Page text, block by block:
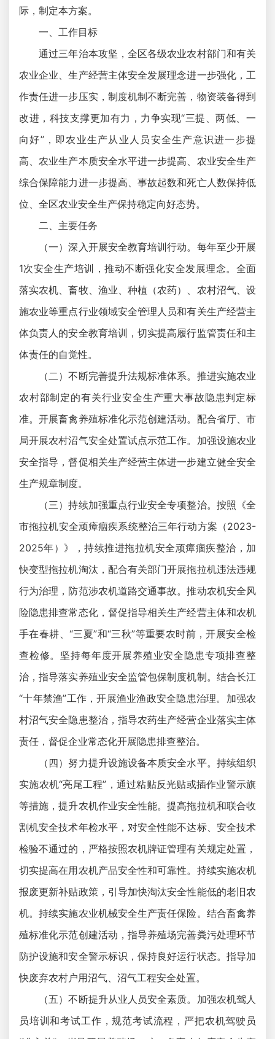
际，制定本方案。
一、工作目标
通过三年治本攻坚，全区各级农业农村部门和有关
农业企业、生产经营主体安全发展理念进一步强化，工
作责任进一步压实，制度机制不断完善，物资装备得到
改进，科技支撑更加有力，力争实现“三提、两低、一
向好”，即农业生产从业人员安全生产意识进一步提
高、农业生产本质安全水平进一步提高、农业安全生产
综合保障能力进一步提高、事故起数和死亡人数保持低
位、全区农业安全生产保持稳定向好态势。
二、主要任务
（一）深入开展安全教育培训行动。每年至少开展
1次安全生产培训，推动不断强化安全发展理念。全面
落实农机、畜牧、渔业、种植（农药）、农村沼气、设
施农业等重点行业领域安全管理人员和有关生产经营主
体负责人的安全教育培训，切实提高履行监管责任和主
体责任的自觉性。
（二）不断完善提升法规标准体系。推进实施农业
农村部制定的有关行业安全生产重大事故隐患判定标
准。开展畜禽养殖标准化示范创建活动。配合省厅、市
局开展农村沼气安全处置试点示范工作。加强设施农业
安全指导，督促相关生产经营主体进一步建立健全安全
生产规章制度。
（三）持续加强重点行业安全专项整治。按照《全
市拖拉机安全顽瘴痼疾系统整治三年行动方案（2023-
2025年）》，持续推进拖拉机安全顽瘴痼疾整治，加
快变型拖拉机淘汰，配合有关部门开展拖拉机违法违规
行为治理，防范涉农机道路交通事故。推动农机安全风
险隐患排查常态化，督促指导相关生产经营主体和农机
手在春耕、“三夏”和“三秋”等重要农时前，开展安全检
查检修。坚持每年度开展养殖业安全隐患专项排查整
治，指导落实养殖业安全监管包保制度机制。结合长江
“十年禁渔”工作，开展渔业渔政安全隐患治理。加强农
村沼气安全隐患整治，指导农药生产经营企业落实主体
责任，督促企业常态化开展隐患排查整治。
（四）努力提升设施设备本质安全水平。持续组织
实施农机“亮尾工程”，通过粘贴反光贴或插作业警示旗
等措施，提升农机作业安全性能。提高拖拉机和联合收
割机安全技术年检水平，对安全性能不达标、安全技术
检验不通过的，严格按照农机牌证管理有关规定处置，
切实提高在用农机产品安全性和可靠性。持续实施农机
报废更新补贴政策，引导加快淘汰安全性能低的老旧农
机。持续实施农业机械安全生产责任保险。结合畜禽养
殖标准化示范创建活动，指导养殖场完善粪污处理环节
防护设施和安全警示标识，保持良好运行状态。指导加
快废弃农村户用沼气、沼气工程安全处置。
（五）不断提升从业人员安全素质。加强农机驾人
员培训和考试工作，规范考试流程，严把农机驾驶员